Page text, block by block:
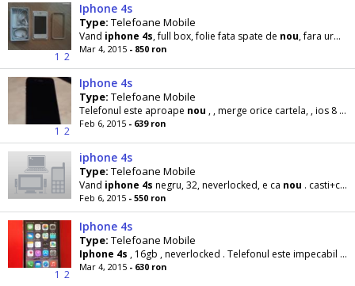
1 2
Iphone 4s
Type: Telefoane Mobile
Vand iphone 4s, full box, folie fata spate de nou, fara urme de uzura sau schimb cu
Mar 4, 2015 - 850 ron
1 2
Iphone 4s
Type: Telefoane Mobile
Telefonul este aproape nou , , merge orice cartela, , ios 8 !! meritaa, vazut, , !! Pret
Feb 6, 2015 - 639 ron
iphone 4s
Type: Telefoane Mobile
Vand iphone 4s negru, 32, neverlocked, e ca nou . casti+cablu de date
Feb 6, 2015 - 550 ron
1 2
Iphone 4s
Type: Telefoane Mobile
Iphone 4s , 16gb , neverlocked . Telefonul este impecabil , are folie fata si spate de
Mar 4, 2015 - 630 ron